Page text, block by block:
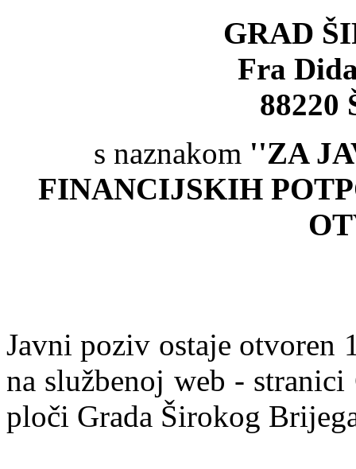
GRAD
Fra
88220
s naznakom ''ZA
FINANCIJSKIH
Javni poziv ostaje otvoren
na službenoj web -
ploči Grada Širokog